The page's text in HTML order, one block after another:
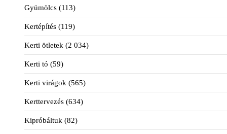
Gyümölcs (113)
Kertépítés (119)
Kerti ötletek (2 034)
Kerti tó (59)
Kerti virágok (565)
Kerttervezés (634)
Kipróbáltuk (82)